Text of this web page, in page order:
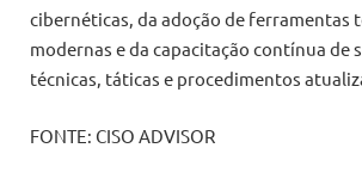
cibernéticas, da adoção de ferramentas
modernas e da capacitação contínua de
técnicas, táticas e procedimentos
FONTE: CISO ADVISOR